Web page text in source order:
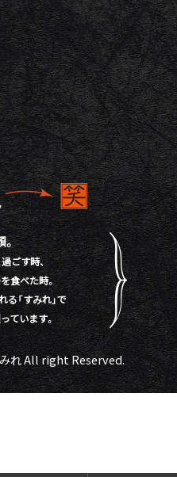
。
ごす時、
食べた時。
る「すみれ」で
ています。
れ All right Reserved.